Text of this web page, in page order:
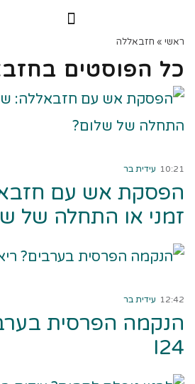
ראשי » חזבאללה
כל הפוסטים ב
10:21 עידית בר
הפסקת אש עם
זמני או התחלה של
12:42 עידית בר
הנקמה הפרסית
I24